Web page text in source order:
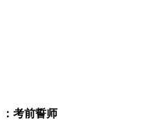
考前誓师